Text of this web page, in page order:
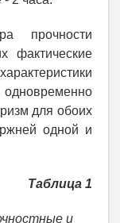
прочности
фактические
для обоих
одной и
Таблица 1
и